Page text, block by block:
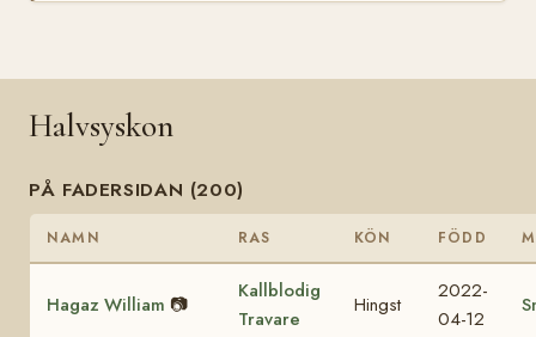
Halvsyskon
PÅ FADERSIDAN (200)
NAMN RAS KÖN FÖDD
Hagaz William 📷
Kallblodig
Travare
Hingst
2022-
04-12